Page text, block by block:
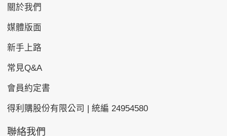
關於我們
媒體版面
新手上路
常見Q&A
會員約定書
得利購股份有限公司 | 統編 24954580
聯絡我們